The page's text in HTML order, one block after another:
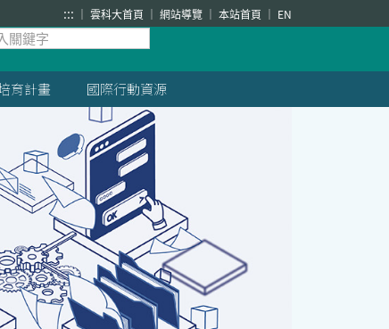
::: 雲科大首頁 網站導覽 本站首頁 EN
育計畫 國際行動資源